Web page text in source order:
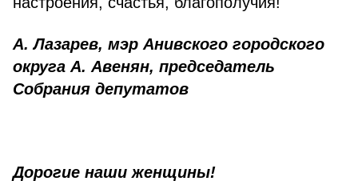
А. Лазарев, мэр Анивского городского
округа А. Авенян, председатель
Собрания депутатов
Дорогие наши женщины!